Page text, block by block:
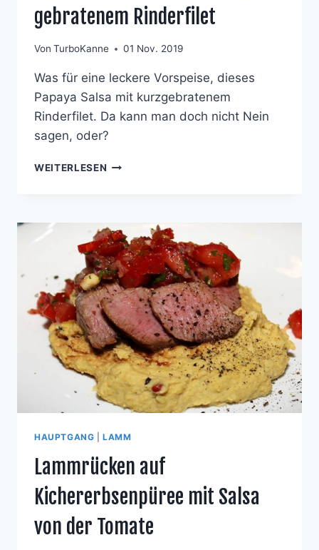
gebratenem Rinderfilet
Von TurboKanne 01 Nov. 2019
Was für eine leckere Vorspeise, dieses
Papaya Salsa mit kurzgebratenem
Rinderfilet. Da kann man doch nicht Nein
sagen, oder?
WEITERLESEN SALSA
MIT
KURZ
GEBRATENEM
RINDERFILET
HAUPTGANG |LAMM
Lammrücken auf
Kichererbsenpüree mit Salsa
von der Tomate